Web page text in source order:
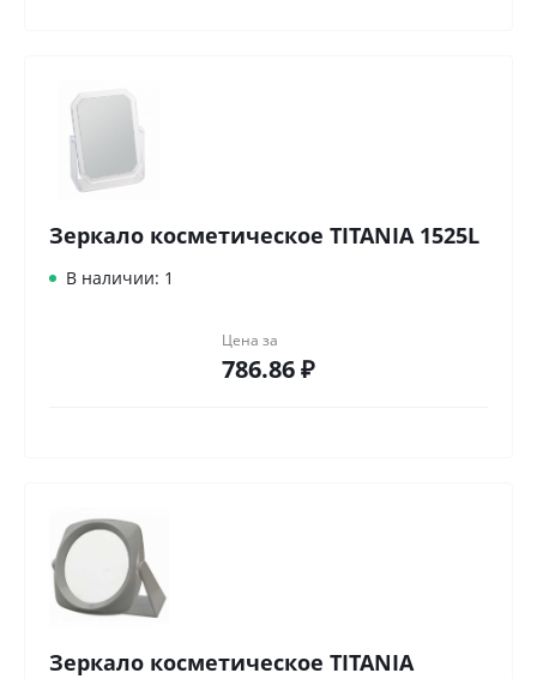
Зеркало косметическое TITANIA 1525L
В наличии: 1
Цена за
786.86 ₽
Зеркало косметическое TITANIA